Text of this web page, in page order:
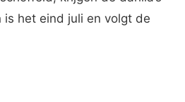
het eind juli en volgt de